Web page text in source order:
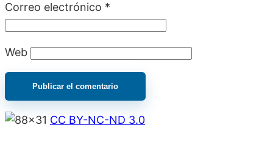
Correo electrónico *
Web
CC BY-NC-ND 3.0